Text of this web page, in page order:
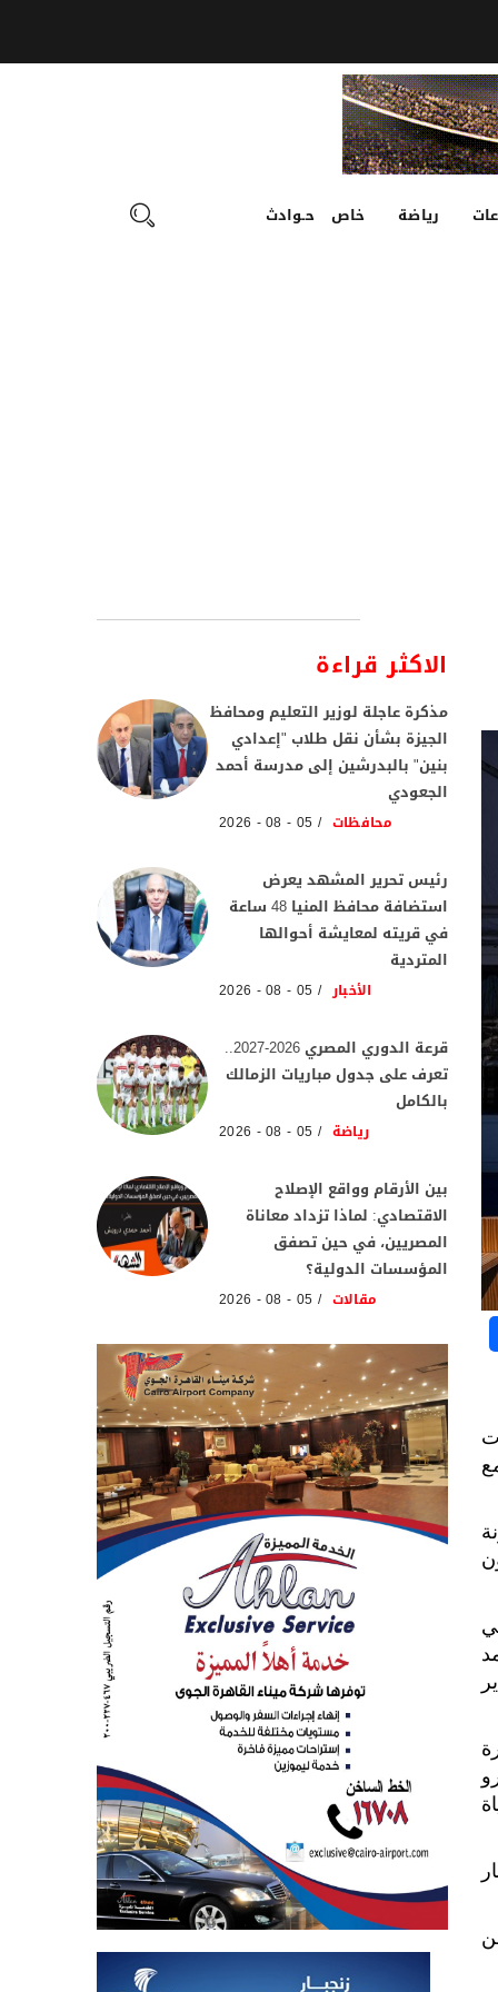
رياضة خاص حـوادث
الاكثر قراءة
مذكرة عاجلة لوزير التعليم ومحافظ
الجيزة بشأن نقل طلاب "إعدادي
بنين" بالبدرشين إلى مدرسة أحمد
الجعودي
محافظات 05 - 08 - 2026
رئيس تحرير المشهد يعرض
استضافة محافظ المنيا 48 ساعة
في قريته لمعايشة أحوالها
المتردية
الأخبار 05 - 08 - 2026
قرعة الدوري المصري 2026-2027..
تعرف على جدول مباريات الزمالك
بالكامل
رياضة 05 - 08 - 2026
بين الأرقام وواقع الإصلاح
الاقتصادي: لماذا تزداد معاناة
المصريين، في حين تصفق
المؤسسات الدولية؟
مقالات 05 - 08 - 2026